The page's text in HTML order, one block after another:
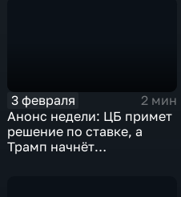
3 февраля
2 мин
Анонс недели: ЦБ примет
решение по ставке, а
Трамп начнёт